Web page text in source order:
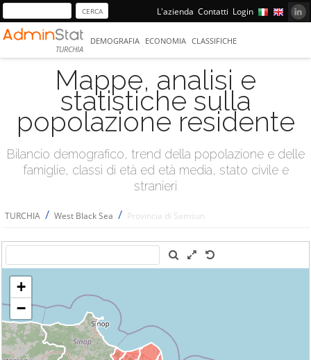
L'azienda Contatti Login
TURCHIA
DEMOGRAFIA ECONOMIA CLASSIFICHE
Mappe, analisi e
statistiche sulla
popolazione residente
Bilancio demografico, trend della popolazione e delle
famiglie, classi di età ed età media, stato civile e
stranieri
TURCHIA / West Black Sea / Provincia di Samsun